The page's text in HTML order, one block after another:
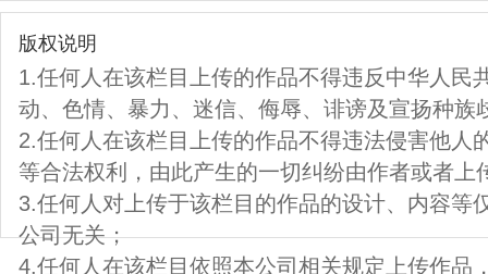
版权说明
1.任何人在该栏目上传的作品不得违反中华人民
动、色情、暴力、迷信、侮辱、诽谤及宣扬种族
2.任何人在该栏目上传的作品不得违法侵害他人
等合法权利，由此产生的一切纠纷由作者或者上
3.任何人对上传于该栏目的作品的设计、内容等
公司无关；
4.任何人在该栏目依照本公司相关规定上传作品